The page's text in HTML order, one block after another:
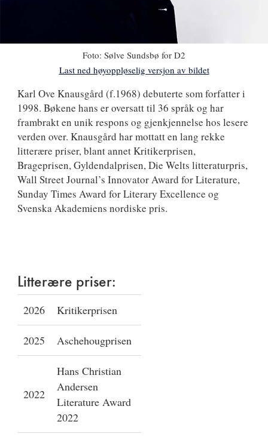
Foto: Sølve Sundsbø for D2
Last ned høyoppløselig versjon av bildet
Karl
Ove
Knausgård
Karl Ove Knausgård (f.1968) debuterte som forfatter i
1998. Bøkene hans er oversatt til 36 språk og har
frambrakt en unik respons og gjenkjennelse hos lesere
verden over. Knausgård har mottatt en lang rekke
litterære priser, blant annet Kritikerprisen,
Brageprisen, Gyldendalprisen, Die Welts litteraturpris,
Wall Street Journal’s Innovator Award for Literature,
Sunday Times Award for Literary Excellence og
Svenska Akademiens nordiske pris.
Litterære priser:
2026 Kritikerprisen
2025 Aschehougprisen
2022
Hans Christian
Andersen
Literature Award
2022